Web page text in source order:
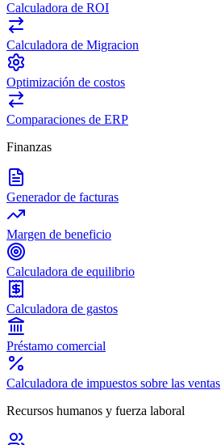
Calculadora de ROI
Calculadora de Migracion
Optimización de costos
Comparaciones de ERP
Finanzas
Generador de facturas
Margen de beneficio
Calculadora de equilibrio
Calculadora de gastos
Préstamo comercial
Calculadora de impuestos sobre las ventas
Recursos humanos y fuerza laboral